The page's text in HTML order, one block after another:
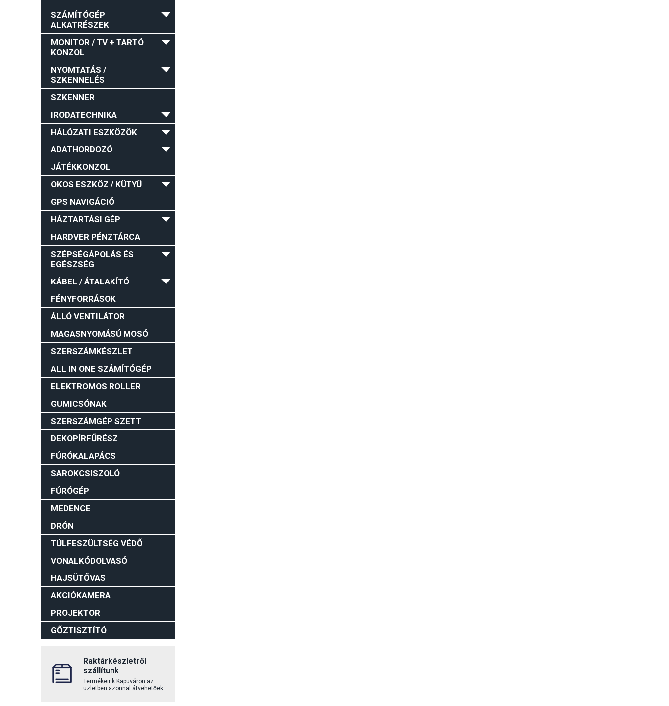
SZÁMÍTÓGÉP
ALKATRÉSZEK
MONITOR / TV + TARTÓ
KONZOL
NYOMTATÁS /
SZKENNELÉS
SZKENNER
IRODATECHNIKA
HÁLÓZATI ESZKÖZÖK
ADATHORDOZÓ
JÁTÉKKONZOL
OKOS ESZKÖZ / KÜTYÜ
GPS NAVIGÁCIÓ
HÁZTARTÁSI GÉP
HARDVER PÉNZTÁRCA
SZÉPSÉGÁPOLÁS ÉS
EGÉSZSÉG
KÁBEL / ÁTALAKÍTÓ
FÉNYFORRÁSOK
ÁLLÓ VENTILÁTOR
MAGASNYOMÁSÚ MOSÓ
SZERSZÁMKÉSZLET
ALL IN ONE SZÁMÍTÓGÉP
ELEKTROMOS ROLLER
GUMICSÓNAK
SZERSZÁMGÉP SZETT
DEKOPÍRFŰRÉSZ
FÚRÓKALAPÁCS
SAROKCSISZOLÓ
FÚRÓGÉP
MEDENCE
DRÓN
TÚLFESZÜLTSÉG VÉDŐ
VONALKÓDOLVASÓ
HAJSÜTŐVAS
AKCIÓKAMERA
PROJEKTOR
GŐZTISZTÍTÓ
Raktárkészletről
szállítunk
Termékeink Kapuváron az
üzletben azonnal átvehetőek